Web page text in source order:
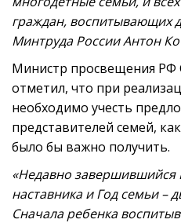
граждан, воспитывающих
Минтруда России Антон
Министр просвещения РФ
отметил, что при
необходимо учесть
представителей семей,
было бы важно получить.
«Недавно завершившийся
наставника и Год семьи –
Сначала ребенка